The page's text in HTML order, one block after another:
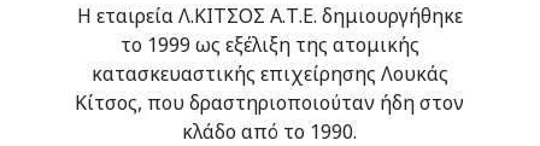
Η εταιρεία Λ.ΚΙΤΣΟΣ Α.Τ.Ε. δημιουργήθηκε
το 1999 ως εξέλιξη της ατομικής
κατασκευαστικής επιχείρησης Λουκάς
Κίτσος, που δραστηριοποιούταν ήδη στον
κλάδο από το 1990.